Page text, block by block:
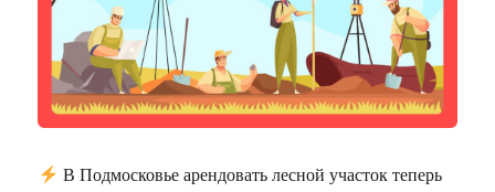
В Подмосковье арендовать лесной участок теперь